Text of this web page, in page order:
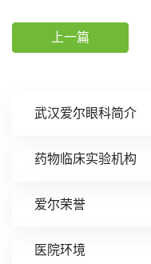
武汉爱尔眼科简介
药物临床实验机构
爱尔荣誉
医院环境
上一篇